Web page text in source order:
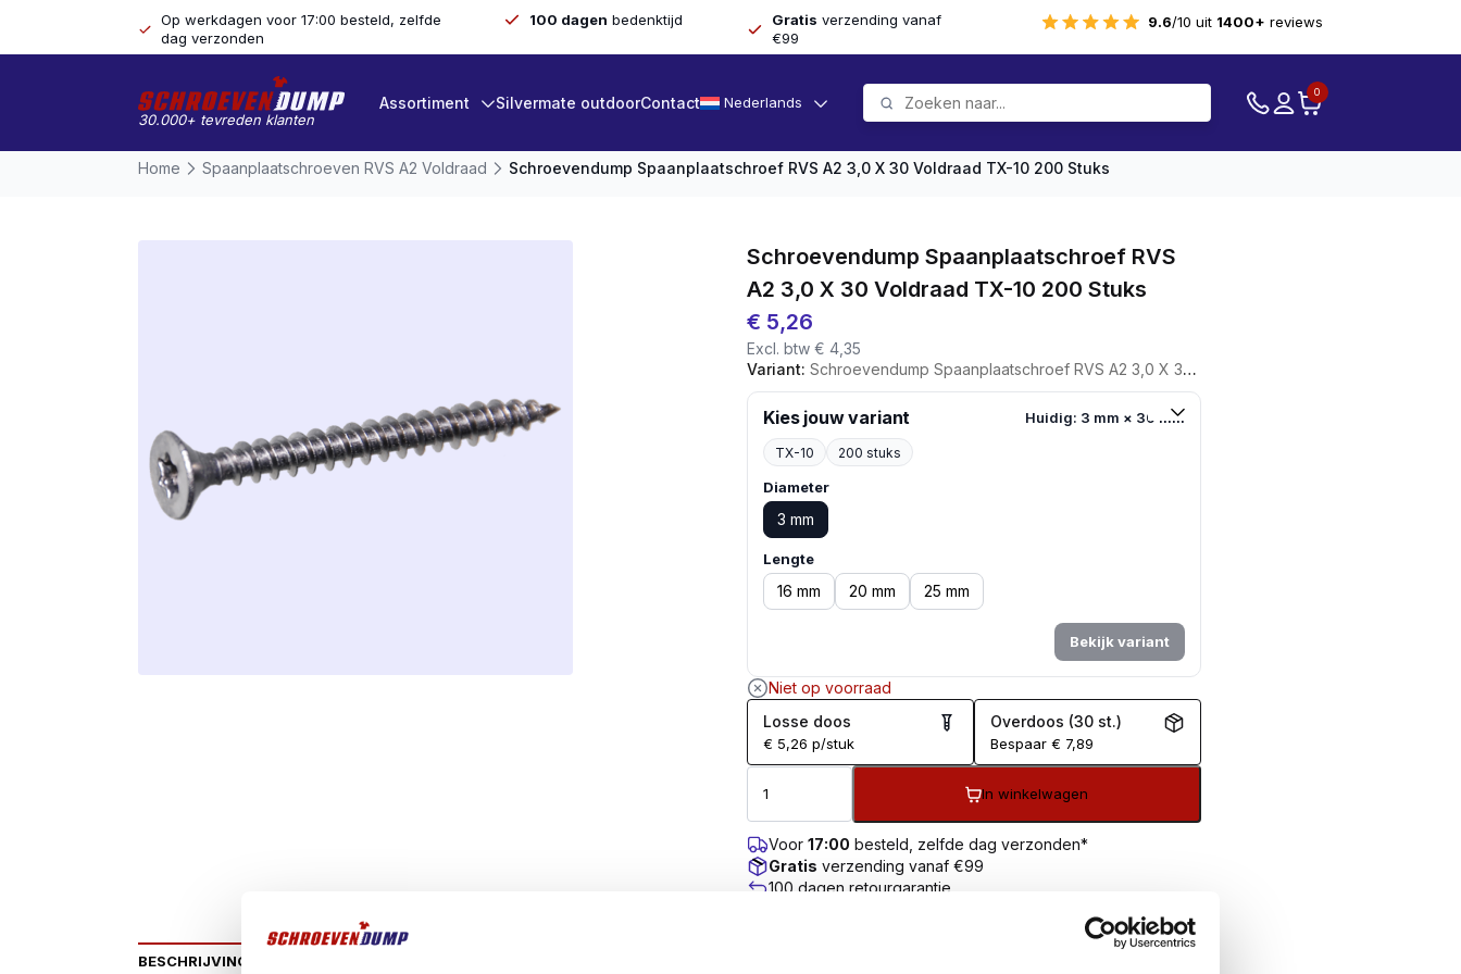
Op werkdagen voor 17:00 besteld, zelfde
dag verzonden
100 dagen bedenktijd Gratis verzending vanaf
€99
9.6/10 uit 1400+ reviews
30.000+ tevreden klanten
Assortiment Silvermate outdoorContact Nederlands
0
Home Spaanplaatschroeven RVS A2 Voldraad Schroevendump Spaanplaatschroef RVS A2 3,0 X 30 Voldraad TX-10 200 Stuks
Schroevendump Spaanplaatschroef RVS
A2 3,0 X 30 Voldraad TX-10 200 Stuks
€ 5,26
Excl. btw € 4,35
Variant: Schroevendump Spaanplaatschroef RVS A2 3,0 X 30 Voldraad TX-10 200 Stuks
Kies jouw variant Huidig: 3 mm × 30 mm
TX-10 200 stuks
Diameter
3 mm
Lengte
16 mm 20 mm 25 mm
Bekijk variant
Niet op voorraad
Losse doos
€ 5,26 p/stuk
Overdoos (30 st.)
Bespaar € 7,89
In winkelwagen
Voor 17:00 besteld, zelfde dag verzonden*
Gratis verzending vanaf €99
100 dagen retourgarantie
BESCHRIJVING